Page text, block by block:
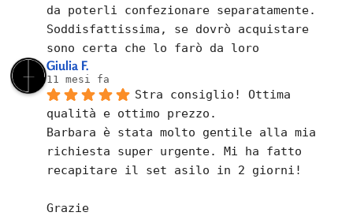
da poterli confezionare separatamente.
Soddisfattissima, se dovrò acquistare
sono certa che lo farò da loro
Giulia F.
11 mesi fa
Stra consiglio! Ottima
qualità e ottimo prezzo.
Barbara è stata molto gentile alla mia
richiesta super urgente. Mi ha fatto
recapitare il set asilo in 2 giorni!
Grazie